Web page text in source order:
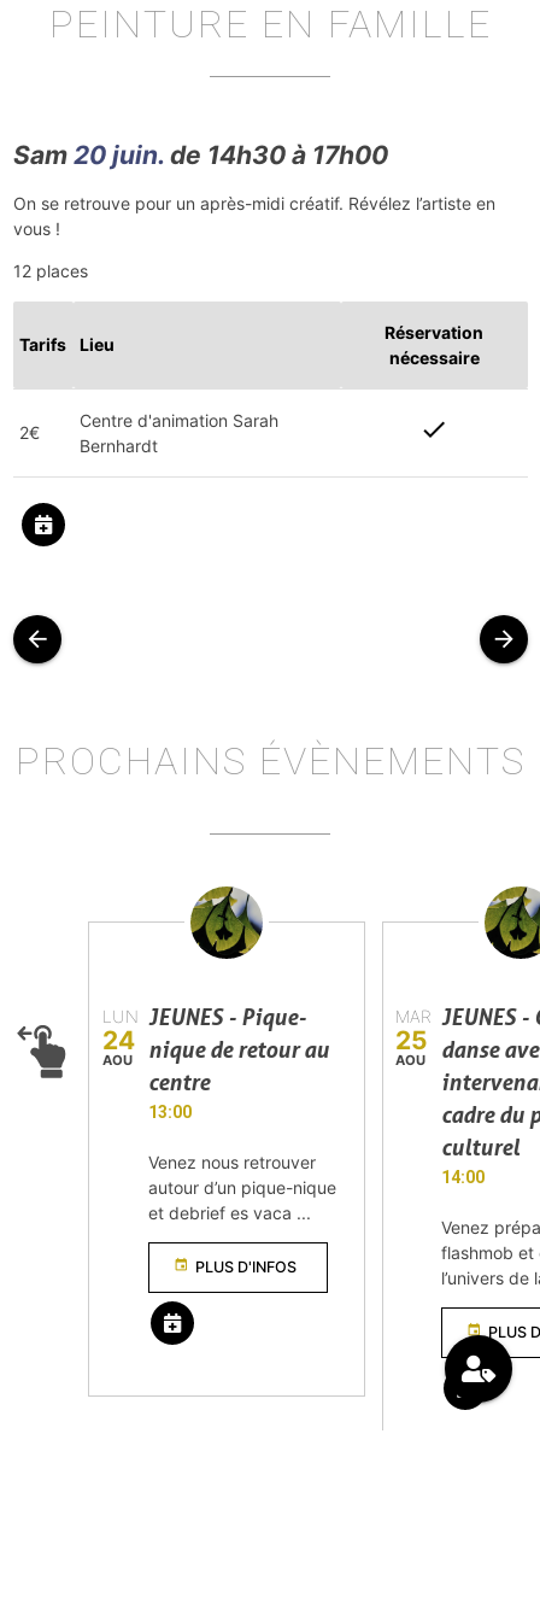
PEINTURE EN FAMILLE
Sam 20 juin.de 14h30 à 17h00
On se retrouve pour un après-midi créatif. Révélez l’artiste en
vous !
12 places
Tarifs Lieu
Réservation
nécessaire
2€
Centre d'animation Sarah
Bernhardt
check
arrow_back arrow_forward
PROCHAINS ÉVÈNEMENTS
LUN
24
AOU
JEUNES - Pique-
nique de retour au
centre
13:00
Venez nous retrouver
autour d’un pique-nique
et debrief es vaca ...
event PLUS D'INFOS
MAR
25
AOU
JEUNES -
danse
cadre du
culturel
14:00
Venez
flashmob et
l’univers de
event PLUS